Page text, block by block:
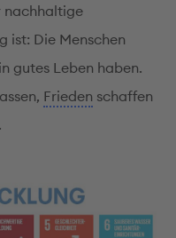
nachhaltige
ist: Die Menschen
gutes Leben haben.
Frieden schaffen
.